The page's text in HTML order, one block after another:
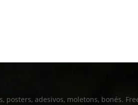
adesivos, moletons, bonés.